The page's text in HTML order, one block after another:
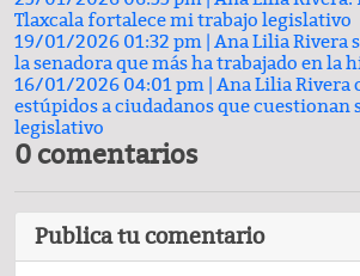
Tlaxcala fortalece mi trabajo legislativo
19/01/2026 01:32 pm | Ana Lilia Rivera
la senadora que más ha trabajado en la
16/01/2026 04:01 pm | Ana Lilia Rivera
estúpidos a ciudadanos que cuestionan
legislativo
0 comentarios
Publica tu comentario